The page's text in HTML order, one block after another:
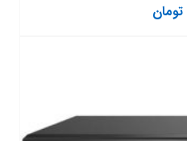
تومان